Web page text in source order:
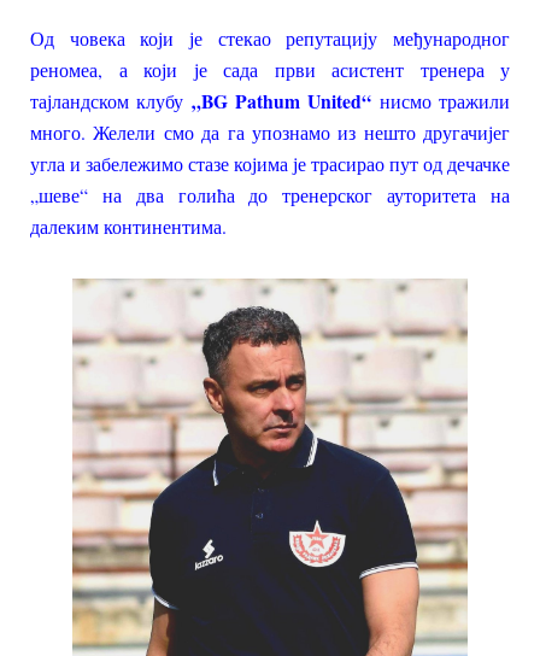
Од човека који је стекао репутацију међународног
реномеа, а који је сада први асистент тренера у
тајландском клубу „BG Pathum United“ нисмо тражили
много. Желели смо да га упознамо из нешто другачијег
угла и забележимо стазе којима је трасирао пут од дечачке
„шеве“ на два голића до тренерског ауторитета на
далеким континентима.